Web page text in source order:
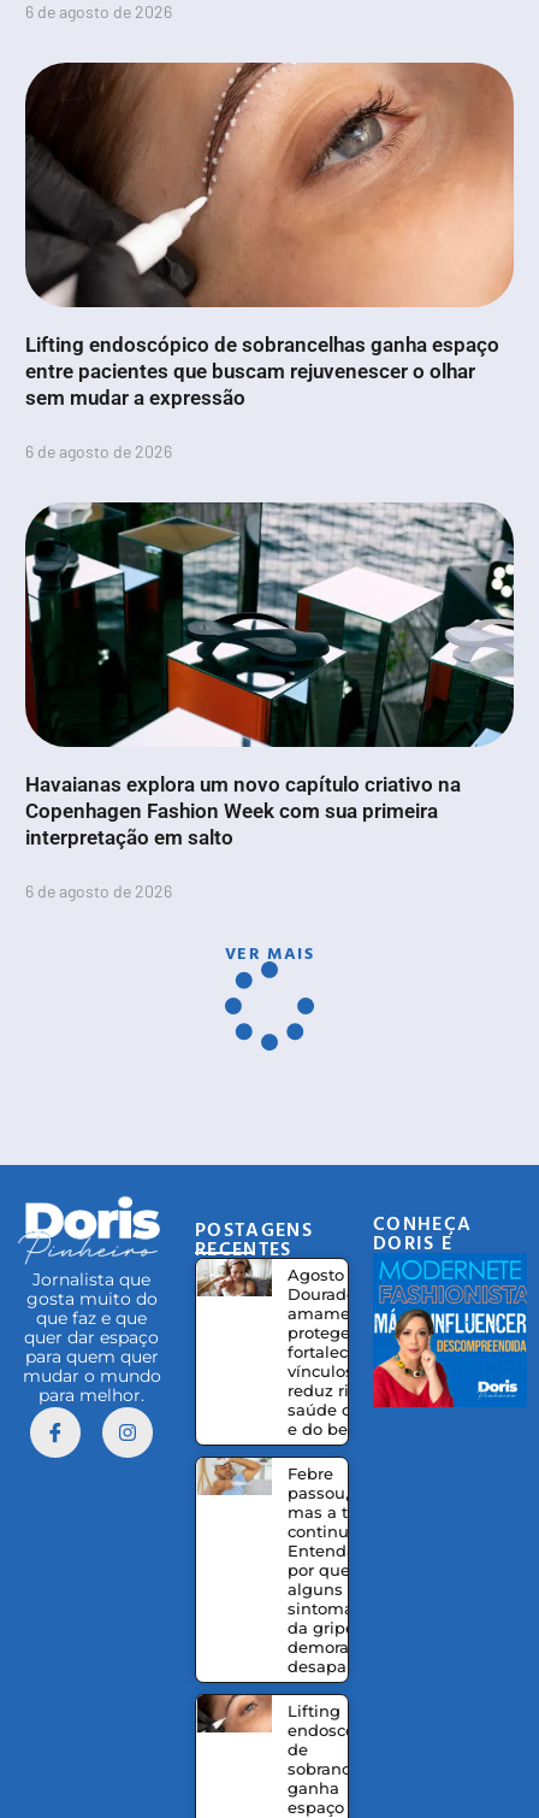
6 de agosto de 2026
Lifting endoscópico de sobrancelhas ganha espaço
entre pacientes que buscam rejuvenescer o olhar
sem mudar a expressão
6 de agosto de 2026
Havaianas explora um novo capítulo criativo na
Copenhagen Fashion Week com sua primeira
interpretação em salto
6 de agosto de 2026
VER MAIS
Jornalista que
gosta muito do
que faz e que
quer dar espaço
para quem quer
mudar o mundo
para melhor.
POSTAGENS
RECENTES
Agosto
Dourado:
amamentação
protege,
fortalece
vínculos e
reduz riscos à
saúde da mãe
e do bebê
Febre
passou,
mas a tosse
continua?
Entenda
por que
alguns
sintomas
da gripe
demoram a
desaparecer
Lifting
endoscópico
de
sobrancelhas
ganha
espaço entre
CONHEÇA
DORIS E
EQUIPE